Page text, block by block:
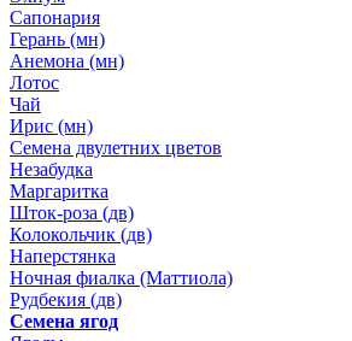
Сапонария
Герань (мн)
Анемона (мн)
Лотос
Чай
Ирис (мн)
Семена двулетних цветов
Незабудка
Маргаритка
Шток-роза (дв)
Колокольчик (дв)
Наперстянка
Ночная фиалка (Маттиола)
Рудбекия (дв)
Семена ягод